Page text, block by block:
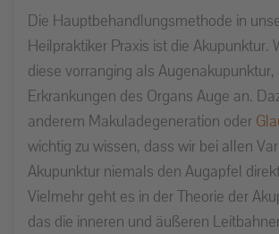
Die Hauptbehandlungsmethode in
Heilpraktiker Praxis ist die Akupunktur.
diese vorranging als Augenakupunktur,
Erkrankungen des Organs Auge an.
anderem Makuladegeneration oder
wichtig zu wissen, dass wir bei allen
Akupunktur niemals den Augapfel
Vielmehr geht es in der Theorie der
das die inneren und äußeren